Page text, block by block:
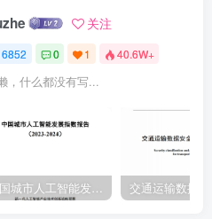
数据分析、分布式部署架构、低时
点，可以对低空智联网数据实现更
立更高效的低空智联网。因此，全
状，分析低空智联云技术体系架
趋势，对于促进低空智联
关注
6852 0 1 40.6W+
，什么都没有写...